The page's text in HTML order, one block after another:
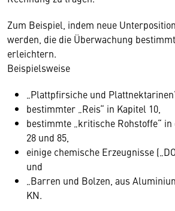
Zum Beispiel, indem neue
werden, die die Überwachung
erleichtern.
Beispielsweise
„Plattpfirsiche und
bestimmter „Reis“ in Kapitel 10,
bestimmte „kritische Rohstoffe“ in
28 und 85,
einige chemische Erzeugnisse
und
„Barren und Bolzen, aus
KN.